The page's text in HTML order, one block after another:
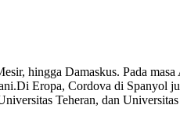
hingga Damaskus. Pada
Eropa, Cordova di Spanyol
Teheran, dan